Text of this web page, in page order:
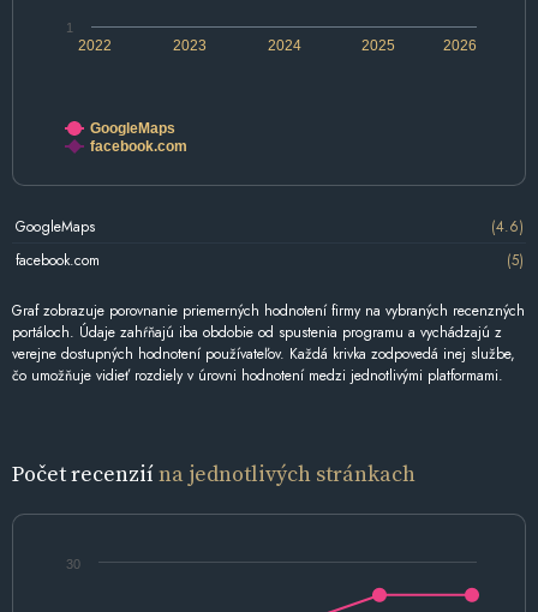
2022 2024 2026
2023 2025
1
GoogleMaps
facebook.com
GoogleMaps
(4.6)
facebook.com
(5)
Graf zobrazuje porovnanie priemerných hodnotení firmy na vybraných recenzných
portáloch. Údaje zahŕňajú iba obdobie od spustenia programu a vychádzajú z
verejne dostupných hodnotení používateľov. Každá krivka zodpovedá inej službe,
čo umožňuje vidieť rozdiely v úrovni hodnotení medzi jednotlivými platformami.
Počet recenziína jednotlivých stránkach
30